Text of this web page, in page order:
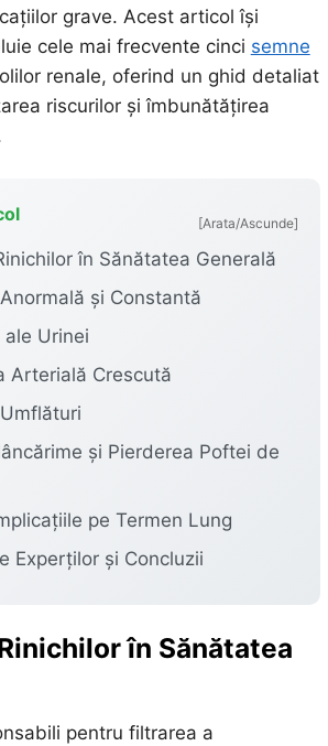
grave. Acest articol își
cele mai frecvente cinci semne
renale, oferind un ghid detaliat
riscurilor și îmbunătățirea
[Arata/Ascunde]
în Sănătatea Generală
și Constantă
Urinei
Arterială Crescută
și Pierderea Poftei de
pe Termen Lung
Experților și Concluzii
în Sănătatea
pentru filtrarea a